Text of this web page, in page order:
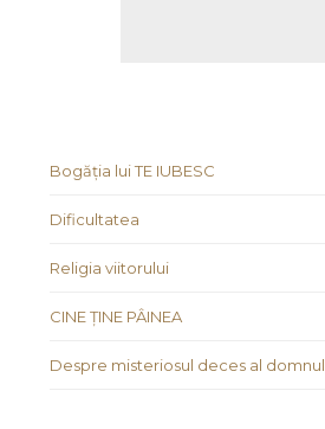
Bogăția lui TE IUBESC
Dificultatea
Religia viitorului
CINE ȚINE PÂINEA
Despre misteriosul deces al